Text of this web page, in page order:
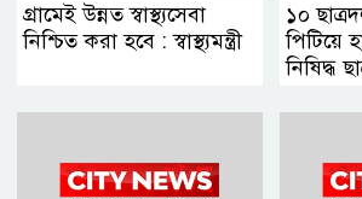
গ্রামেই উন্নত স্বাস্থ্যসেবা
নিশ্চিত করা হবে : স্বাস্থ্যমন্ত্রী
১০
পিটিয়ে
নিষিদ্ধ